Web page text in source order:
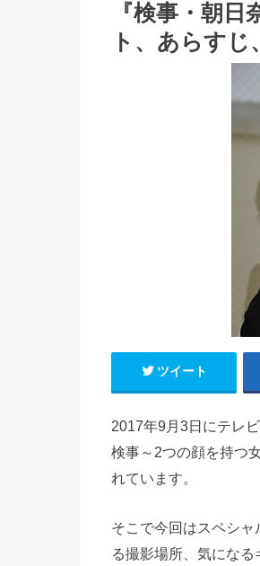
『検事・朝
ト、あらす
ツイート
2017年9月3日にテレ
検事～2つの顔を持つ
れています。
そこで今回はスペシ
る撮影場所、気になる